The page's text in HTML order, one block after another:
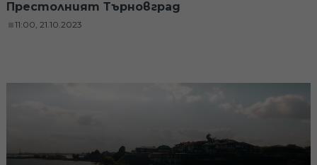
Престолният Търновград
11:00, 21.10.2023